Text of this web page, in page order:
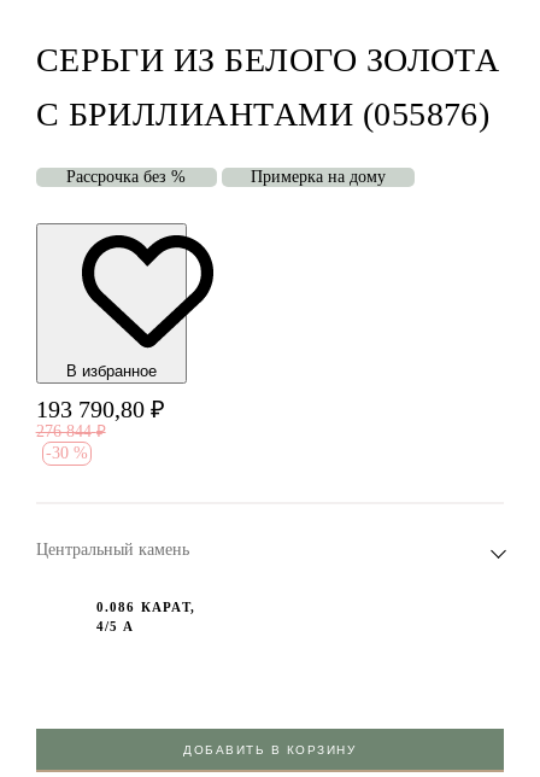
СЕРЬГИ ИЗ БЕЛОГО ЗОЛОТА
С БРИЛЛИАНТАМИ (055876)
Рассрочка без % Примерка на дому
В избранноe
193 790,80 ₽
276 844 ₽
-30 %
Центральный камень
0.086 КАРАТ,
4/5 А
ДОБАВИТЬ В КОРЗИНУ